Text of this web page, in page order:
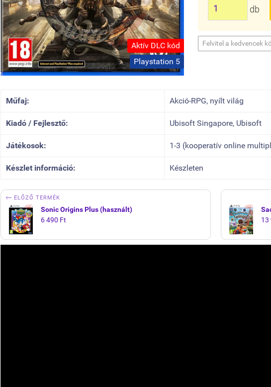
Aktív DLC kód
Playstation 5
db
Felvitel a kedvencek
Műfaj: Akció-RPG, nyílt világ
Kiadó / Fejlesztő: Ubisoft Singapore, Ubisoft
Játékosok: 1-3 (kooperatív online
Készlet információ: Készleten
 ELŐZŐ TERMÉK
Sonic Origins Plus (használt)
6 490 Ft
13